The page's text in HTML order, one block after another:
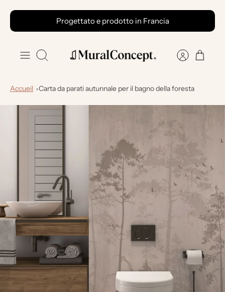
Progettato e prodotto in Francia
Ricerca
Accueil Carta da parati autunnale per il bagno della foresta